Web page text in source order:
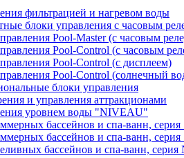
фильтрацией и нагревом воды
блоки управления с часовым
Pool-Master (с часовым
Pool-Control (с часовым
Pool-Control (с дисплеем)
Pool-Control (солнечный
блоки управления
и управления аттракционами
уровнем воды "NIVEAU"
бассейнов и спа-ванн,
бассейнов и спа-ванн,
бассейнов и спа-ванн, серия